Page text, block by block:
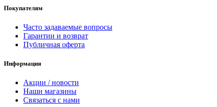
Покупателям
Часто задаваемые вопросы
Гарантии и возврат
Публичная оферта
Информация
Акции / новости
Наши магазины
Связаться с нами